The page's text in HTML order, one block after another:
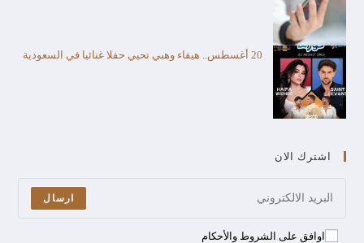
20 أغسطس.. هيفاء وهبي تحيي حفلا غنائيا في السعودية
اشترك الان
ارسال
اوافق على الشروط والأحكام